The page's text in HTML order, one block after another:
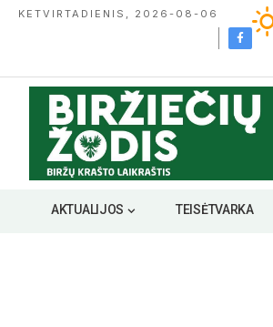
KETVIRTADIENIS, 2026-08-06
AKTUALIJOS TEISĖTVARKA